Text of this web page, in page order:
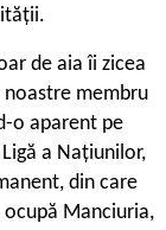
de aia îi zicea
noastre membru
o aparent pe
a Națiunilor,
din care
Manciuria,